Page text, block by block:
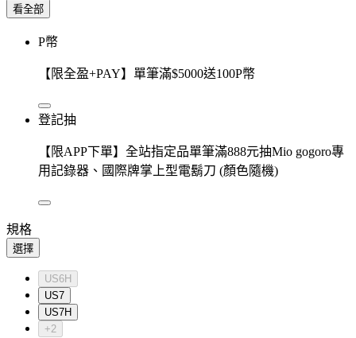
看全部
P幣
【限全盈+PAY】單筆滿$5000送100P幣
登記抽
【限APP下單】全站指定品單筆滿888元抽Mio gogoro專
用記錄器、國際牌掌上型電鬍刀 (顏色隨機)
規格
選擇
US6H
US7
US7H
+2